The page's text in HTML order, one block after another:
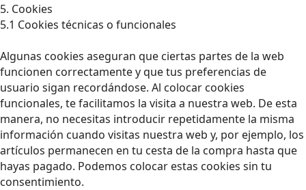
5. Cookies
5.1 Cookies técnicas o funcionales
Algunas cookies aseguran que ciertas partes de la web
funcionen correctamente y que tus preferencias de
usuario sigan recordándose. Al colocar cookies
funcionales, te facilitamos la visita a nuestra web. De esta
manera, no necesitas introducir repetidamente la misma
información cuando visitas nuestra web y, por ejemplo, los
artículos permanecen en tu cesta de la compra hasta que
hayas pagado. Podemos colocar estas cookies sin tu
consentimiento.